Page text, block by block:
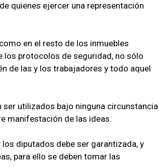
quienes ejercer una representación
en el resto de los inmuebles
los protocolos de seguridad, no sólo
de las y los trabajadores y todo aquel
utilizados bajo ninguna circunstancia
manifestación de las ideas.
diputados debe ser garantizada, y
para ello se deben tomar las